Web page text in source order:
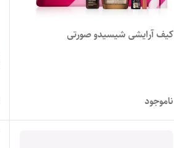
کیف آرایشی شیسیدو صورتی
ناموجود